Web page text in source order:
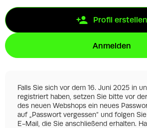
Profil erstellen
Anmelden
Falls Sie sich vor dem 16. Juni 2025 in
registriert haben, setzen Sie bitte vor
des neuen Webshops ein neues
auf „Passwort vergessen“ und folgen
E-Mail, die Sie anschließend erhalten.